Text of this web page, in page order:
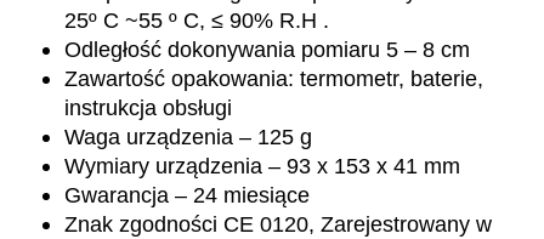
25º C ~55 º C, ≤ 90% R.H .
Odległość dokonywania pomiaru5 – 8 cm
Zawartość opakowania:termometr, baterie,
instrukcja obsługi
Waga urządzenia – 125 g
Wymiary urządzenia –93 x 153 x 41 mm
Gwarancja – 24 miesiące
Znak zgodności CE 0120, Zarejestrowany w